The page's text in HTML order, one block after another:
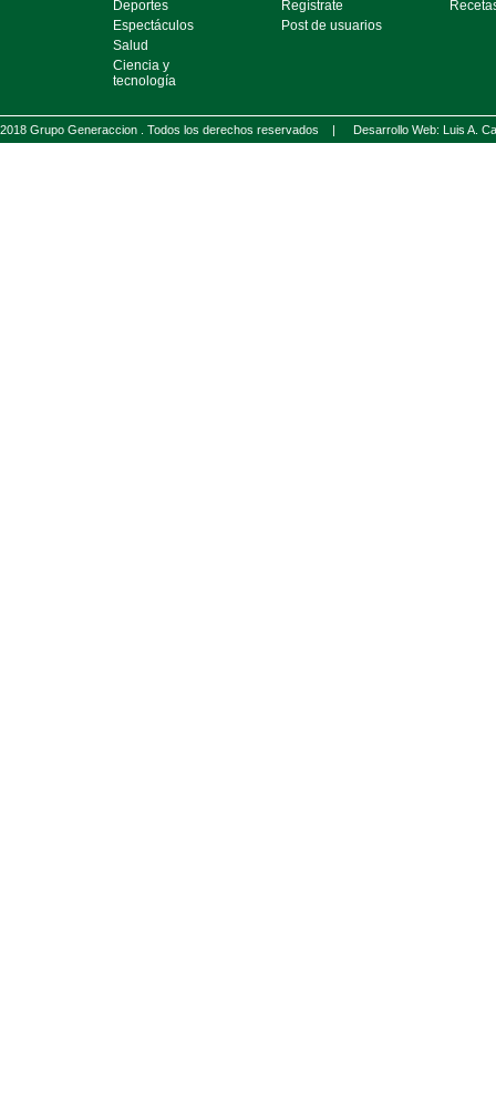
Deportes
Espectáculos
Salud
Ciencia y
tecnología
Regístrate
Post de usuarios
2018 Grupo Generaccion . Todos los derechos reservados | Desarrollo Web: Luis